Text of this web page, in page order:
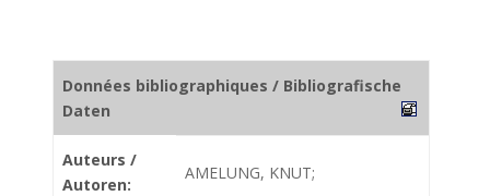
Données bibliographiques / Bibliografische
Daten
Auteurs /
Autoren:
AMELUNG, KNUT;